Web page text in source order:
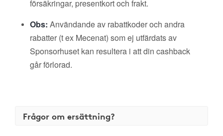
försäkringar, presentkort och frakt.
Obs: Användande av rabattkoder och andra
rabatter (t ex Mecenat) som ej utfärdats av
Sponsorhuset kan resultera i att din cashback
går förlorad.
Frågor om ersättning?